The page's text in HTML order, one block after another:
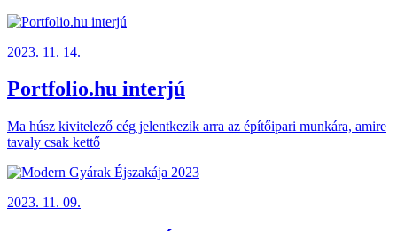
2023. 11. 14.
Portfolio.hu interjú
Ma húsz kivitelező cég jelentkezik arra az építőipari munkára, amire
tavaly csak kettő
2023. 11. 09.